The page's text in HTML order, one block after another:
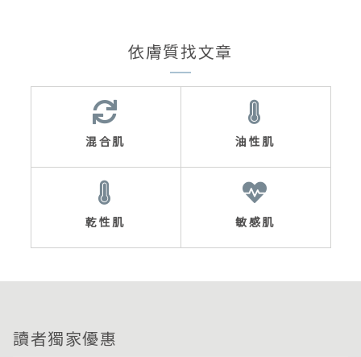
依膚質找文章
混合肌 油性肌
乾性肌 敏感肌
讀者獨家優惠